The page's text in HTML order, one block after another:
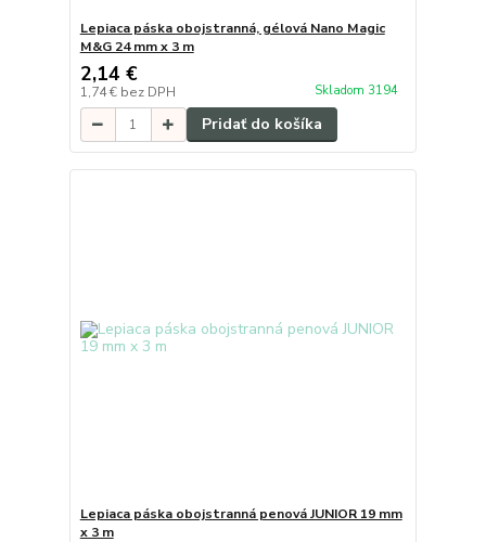
Lepiaca páska obojstranná, gélová Nano Magic
M&G 24 mm x 3 m
2,14 €
1,74 € bez DPH Skladom 3194
Pridať do košíka
Lepiaca páska obojstranná penová JUNIOR 19 mm
x 3 m